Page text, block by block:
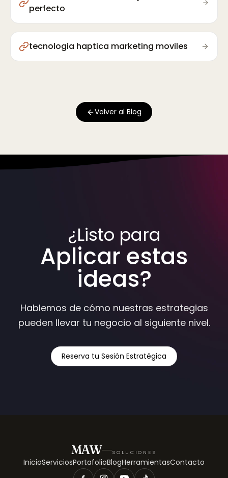
perfecto
tecnologia haptica marketing moviles
Volver al Blog
¿Listo para
Aplicar estas
ideas?
Hablemos de cómo nuestras estrategias
pueden llevar tu negocio al siguiente nivel.
Reserva tu Sesión Estratégica
MAW SOLUCIONES
InicioServiciosPortafolioBlogHerramientasContacto